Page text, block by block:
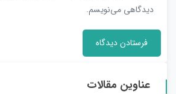
دیدگاهی می‌نویسم.
عناوین مقالات